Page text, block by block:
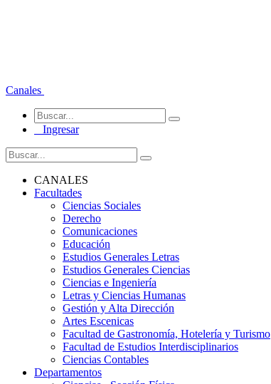
Canales
Ingresar
CANALES
Facultades
Ciencias Sociales
Derecho
Comunicaciones
Educación
Estudios Generales Letras
Estudios Generales Ciencias
Ciencias e Ingeniería
Letras y Ciencias Humanas
Gestión y Alta Dirección
Artes Escenicas
Facultad de Gastronomía, Hotelería y Turismo
Facultad de Estudios Interdisciplinarios
Ciencias Contables
Departamentos